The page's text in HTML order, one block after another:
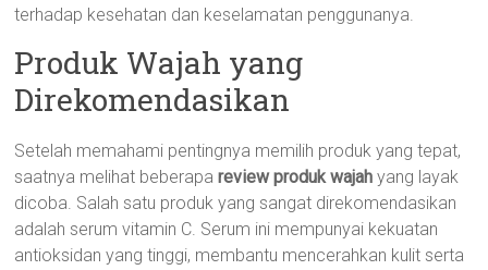
terhadap kesehatan dan keselamatan penggunanya.
Produk Wajah yang
Direkomendasikan
Setelah memahami pentingnya memilih produk yang tepat,
saatnya melihat beberapareview produk wajah yang layak
dicoba. Salah satu produk yang sangat direkomendasikan
adalah serum vitamin C. Serum ini mempunyai kekuatan
antioksidan yang tinggi, membantu mencerahkan kulit serta